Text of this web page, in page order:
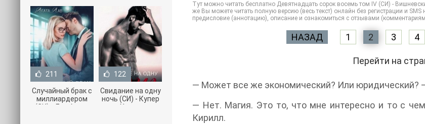
Тут можно читать бесплатно Девятнадцать сорок восемь том IV (СИ) -
же Вы можете читать полную версию (весь текст) онлайн без регистрации и
предисловие (аннотацию), описание и ознакомиться с отзывами
НАЗАД 1 2 3 4
Перейти на
— Может все же экономический? Или юридический?
— Нет. Магия. Это то, что мне интересно и то с
Кирилл.
211
Случайный брак с
миллиардером
(СИ) - Лав Агата
122
Свидание на одну
ночь (СИ) - Купер
Хелен